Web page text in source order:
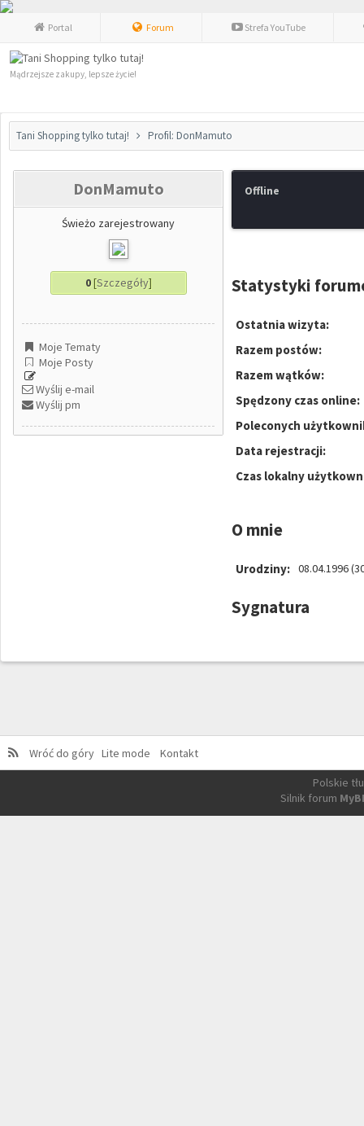
Portal Forum Strefa YouTube
Mądrzejsze zakupy, lepsze życie!
Tani Shopping tylko tutaj! Profil: DonMamuto
DonMamuto
Świeżo zarejestrowany
0[Szczegóły]
Moje Tematy
Moje Posty
Wyślij e-mail
Wyślij pm
Offline
Statystyki
Ostatnia wizyta:
Razem postów:
Razem wątków:
Spędzony czas online:
Poleconych
Data rejestracji:
Czas lokalny
O mnie
Urodziny: 08.04.1996
Sygnatura
Wróć do góry Lite mode
Kontakt
Polskie
Silnik forum